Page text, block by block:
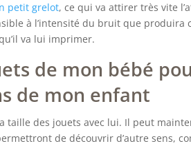
petit grelot, ce qui va attirer très vite
à l’intensité du bruit que produira
va lui imprimer.
de mon bébé
de mon enfant
taille des jouets avec lui. Il peut
de découvrir d’autre sens,